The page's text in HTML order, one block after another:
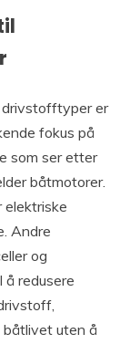
drivstofftyper er
fokus på
som ser etter
båtmotorer.
Andre
og
redusere
båtlivet uten å